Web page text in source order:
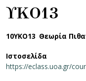
ΥΚΟ13
10ΥΚΟ13 Θεωρία
https://eclass.uoa.gr/